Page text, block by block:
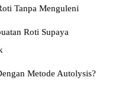
Tanpa Menguleni
Roti Supaya
Metode Autolysis?